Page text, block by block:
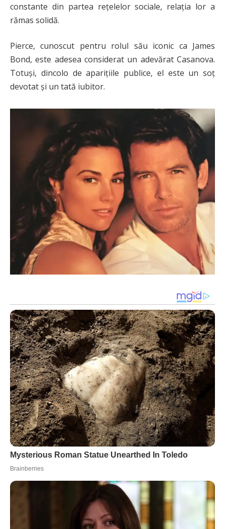
constante din partea rețelelor sociale, relația lor a
rămas solidă.
Pierce, cunoscut pentru rolul său iconic ca James
Bond, este adesea considerat un adevărat Casanova.
Totuși, dincolo de aparițiile publice, el este un soț
devotat și un tată iubitor.